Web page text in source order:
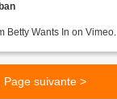
Betty Wants In on Vimeo.
Page suivante >